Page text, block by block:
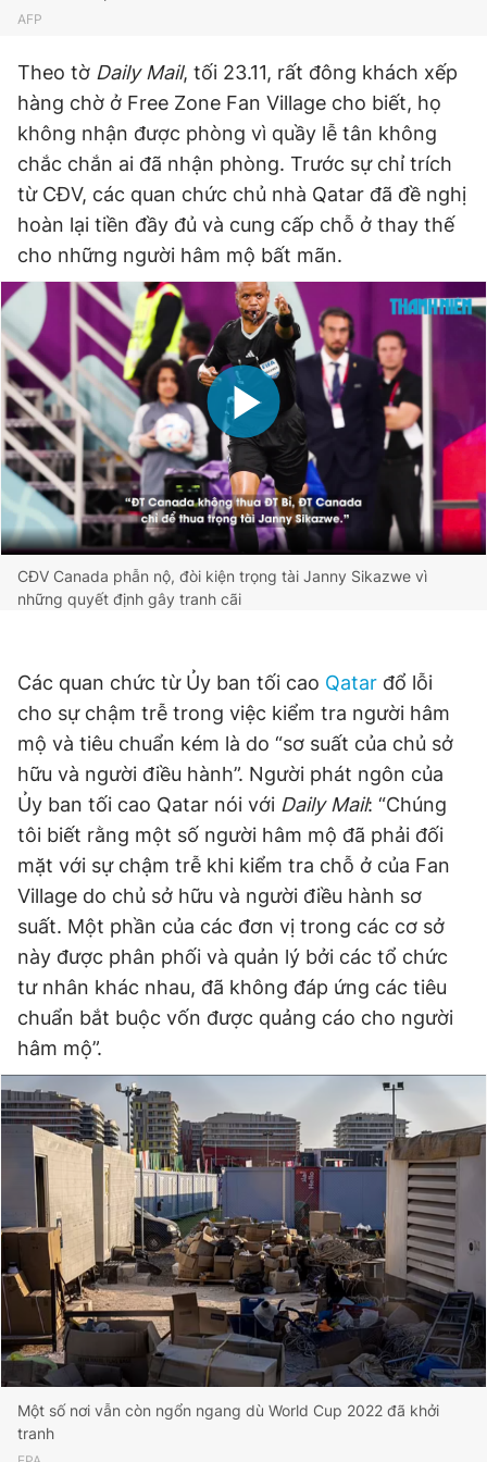
Giấy phép xuất bản số 110/GP - BTTTT cấp ngày 24.3.2020
chép dưới mọi hình thức nếu không có sự chấp thuận bằng văn
bản. Phát triển bởi ePi Technologies, JSC.
AFP
Theo tờ Daily Mail, tối 23.11, rất đông khách xếp
hàng chờ ở Free Zone Fan Village cho biết, họ
không nhận được phòng vì quầy lễ tân không
chắc chắn ai đã nhận phòng. Trước sự chỉ trích
từ CĐV, các quan chức chủ nhà Qatar đã đề nghị
hoàn lại tiền đầy đủ và cung cấp chỗ ở thay thế
cho những người hâm mộ bất mãn.
CĐV Canada phẫn nộ, đòi kiện trọng tài Janny Sikazwe vì
những quyết định gây tranh cãi
Các quan chức từ Ủy ban tối cao Qatar đổ lỗi
cho sự chậm trễ trong việc kiểm tra người hâm
mộ và tiêu chuẩn kém là do “sơ suất của chủ sở
hữu và người điều hành”. Người phát ngôn của
Ủy ban tối cao Qatar nói với Daily Mail: “Chúng
tôi biết rằng một số người hâm mộ đã phải đối
mặt với sự chậm trễ khi kiểm tra chỗ ở của Fan
Village do chủ sở hữu và người điều hành sơ
suất. Một phần của các đơn vị trong các cơ sở
này được phân phối và quản lý bởi các tổ chức
tư nhân khác nhau, đã không đáp ứng các tiêu
chuẩn bắt buộc vốn được quảng cáo cho người
hâm mộ”.
Một số nơi vẫn còn ngổn ngang dù World Cup 2022 đã khởi
tranh